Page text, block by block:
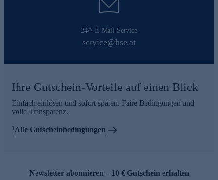
24/7 E-Mail-Service
service@hse.at
Ihre Gutschein-Vorteile auf einen Blick
Einfach einlösen und sofort sparen. Faire Bedingungen und
volle Transparenz.
1 Alle Gutscheinbedingungen
Newsletter abonnieren – 10 € Gutschein erhalten